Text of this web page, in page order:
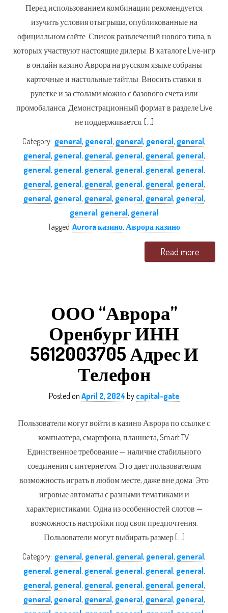
Перед использованием комбинации рекомендуется
изучить условия отыгрыша, опубликованные на
официальном сайте. Список развлечений нового типа, в
которых участвуют настоящие дилеры. В каталоге Live-игр
в онлайн казино Аврора на русском языке собраны
карточные и настольные тайтлы. Вносить ставки в
рулетке и за столами можно с базового счета или
промобаланса. Демонстрационный формат в разделе Live
не поддерживается. […]
Category: general, general, general, general, general,
general, general, general, general, general, general,
general, general, general, general, general, general,
general, general, general, general, general, general,
general, general, general, general, general, general,
general, general, general
Tagged Aurora казино, Аврора казино
Read more
ООО “Аврора”
Оренбург ИНН
5612003705 Адрес И
Телефон
Posted on April 2, 2024by capital-gate
Пользователи могут войти в казино Аврора по ссылке с
компьютера, смартфона, планшета, Smart TV.
Единственное требование — наличие стабильного
соединения с интернетом. Это дает пользователям
возможность играть в любом месте, даже вне дома. Это
игровые автоматы с разными тематиками и
характеристиками. Одна из особенностей слотов —
возможность настройки под свои предпочтения.
Пользователи могут выбирать размер […]
Category: general, general, general, general, general,
general, general, general, general, general, general,
general, general, general, general, general, general,
general, general, general, general, general, general,